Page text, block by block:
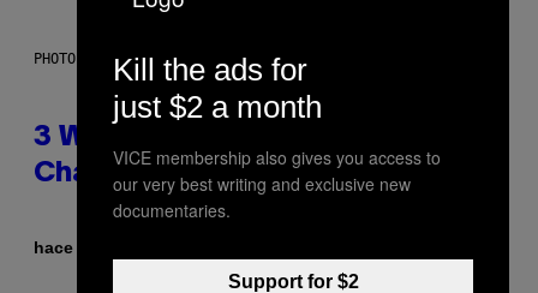
PHOTO ILLUSTRATION BY IAN WALDIE/GETTY IMAGES
3 Ways Your Music Taste
Changes as You Get Older
hace 2 horas
Kill the ads for
just $2 a month
VICE membership also gives you access to
our very best writing and exclusive new
documentaries.
Support for $2